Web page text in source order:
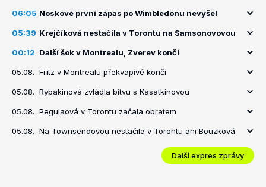
06:05 Noskové první zápas po Wimbledonu nevyšel
05:39 Krejčíková nestačila v Torontu na Samsonovovou
00:12 Další šok v Montrealu, Zverev končí
05.08. Fritz v Montrealu překvapivě končí
05.08. Rybakinová zvládla bitvu s Kasatkinovou
05.08. Pegulaová v Torontu začala obratem
05.08. Na Townsendovou nestačila v Torontu ani Bouzková
Další expres zprávy